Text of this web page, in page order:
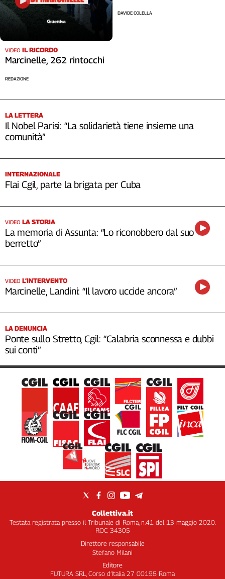
VIDEO IL RICORDO
Marcinelle, 262 rintocchi
REDAZIONE
DAVIDE COLELLA
LA LETTERA
Il Nobel Parisi: “La solidarietà tiene insieme una
comunità”
INTERNAZIONALE
Flai Cgil, parte la brigata per Cuba
VIDEO LA STORIA
La memoria di Assunta: “Lo riconobbero dal suo
berretto”
VIDEO L’INTERVENTO
Marcinelle, Landini: “Il lavoro uccide ancora”
LA DENUNCIA
Ponte sullo Stretto, Cgil: “Calabria sconnessa e dubbi
sui conti”
Collettiva.it
Testata registrata presso il Tribunale di Roma, n.41 del 13 maggio 2020.
ROC 34305
Direttore responsabile
Stefano Milani
Editore
FUTURA SRL, Corso d’Italia 27 00198 Roma